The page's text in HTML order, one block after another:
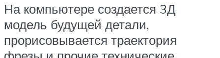
На компьютере создается 3Д
модель будущей детали,
прорисовывается траектория